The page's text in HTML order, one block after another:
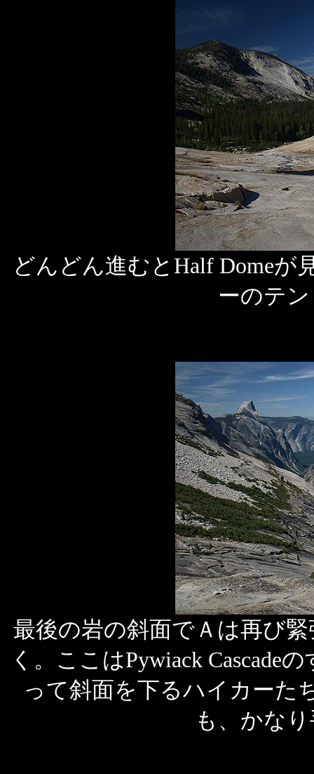
どんどん進むとHalf Domeが
ーのテ
最後の岩の斜面でＡは再び
く。ここはPywiack Cascade
って斜面を下るハイカーた
も、かな